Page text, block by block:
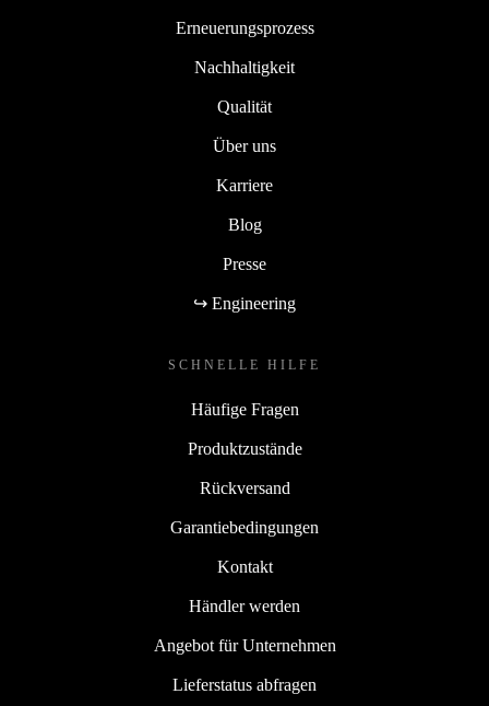
Erneuerungsprozess
Nachhaltigkeit
Qualität
Über uns
Karriere
Blog
Presse
↪ Engineering
SCHNELLE HILFE
Häufige Fragen
Produktzustände
Rückversand
Garantiebedingungen
Kontakt
Händler werden
Angebot für Unternehmen
Lieferstatus abfragen